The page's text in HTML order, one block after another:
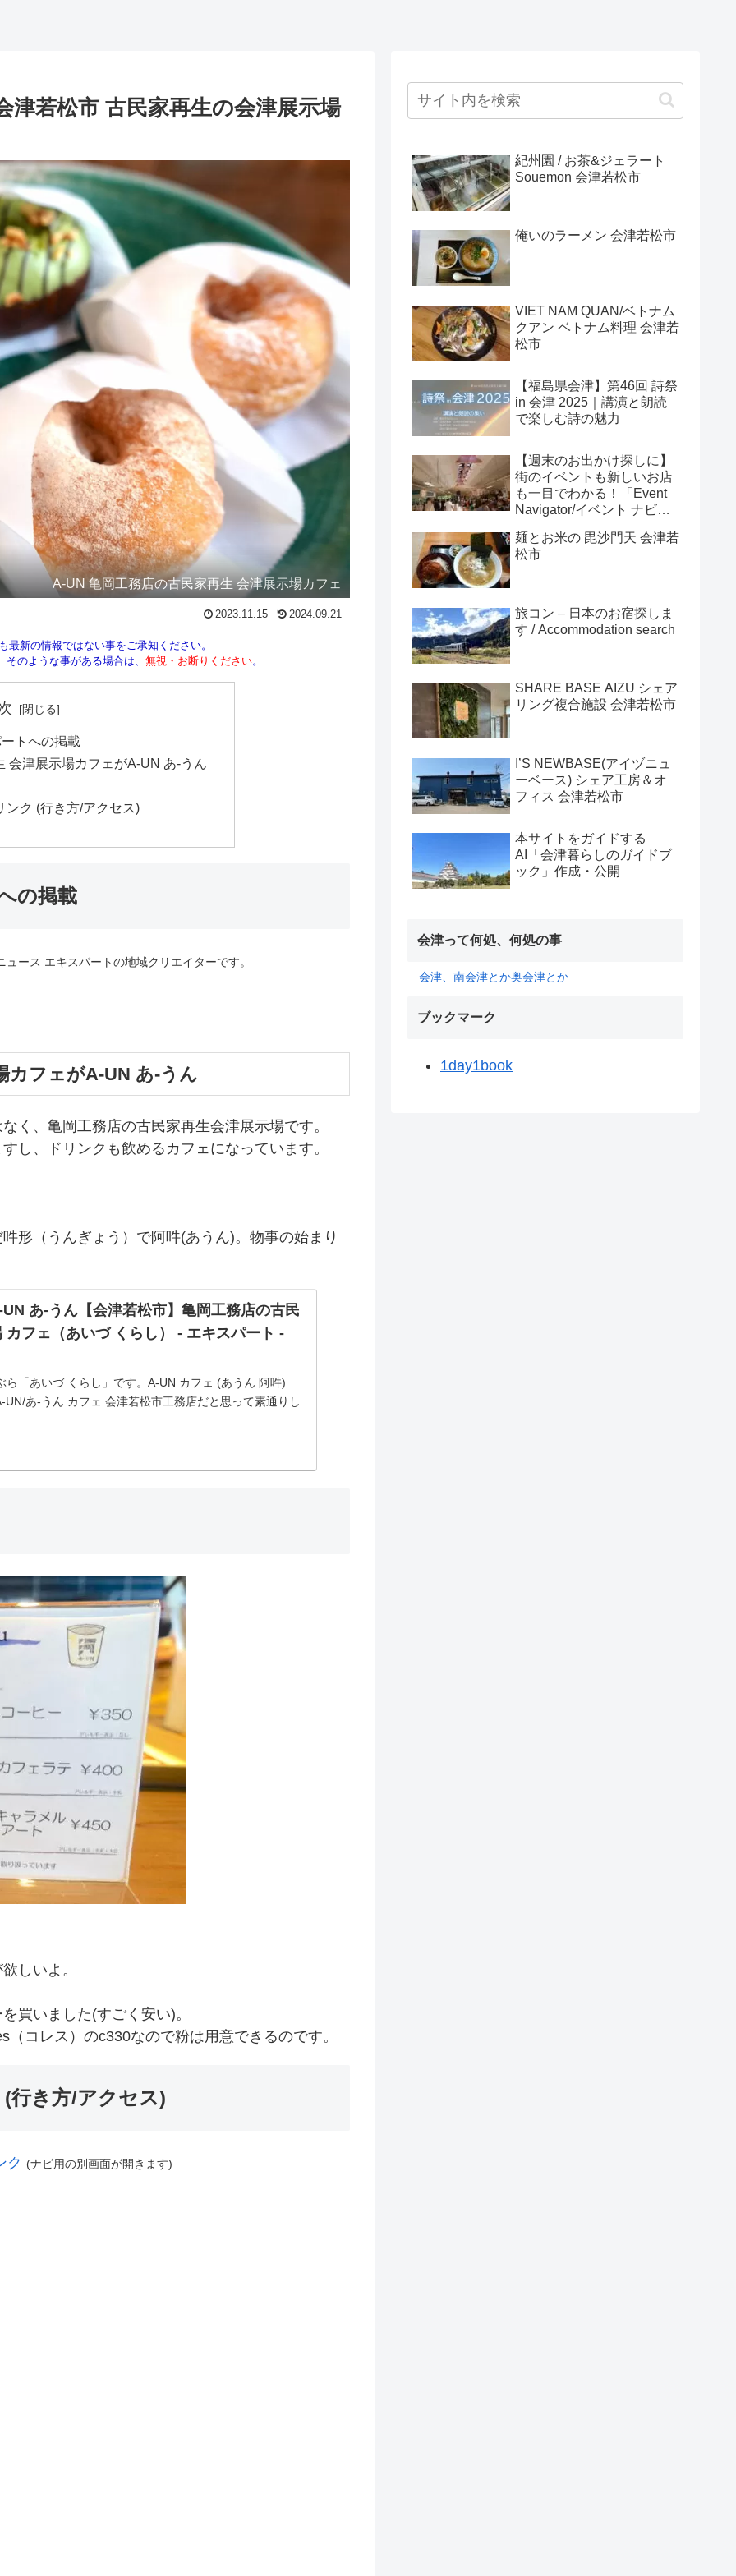
若松市 古民家再生の会津展示場
A-UN 亀岡工務店の古民家再生 会津展示場カフェ
2023.11.15 2024.09.21
新の情報ではない事をご承知ください。
のような事がある場合は、 無視・お断りください。
トへの掲載
会津展示場カフェがA-UN あ-うん
ンク (行き方/アクセス)
の掲載
ース エキスパートの地域クリエイターです。
カフェがA-UN あ-うん
く、亀岡工務店の古民家再生会津展示場です。
し、ドリンクも飲めるカフェになっています。
形（うんぎょう）で阿吽(あうん)。物事の始まり
あ-うん【会津若松市】亀岡工務店の古民
カフェ（あいづ くらし） - エキスパート -
ら「あいづ くらし」です。A-UN カフェ (あうん 阿吽)
UN/あ-うん カフェ 会津若松市工務店だと思って素通りし
しいよ。
買いました(すごく安い)。
コレス）のc330なので粉は用意できるのです。
行き方/アクセス)
ク (ナビ用の別画面が開きます)
紀州園 / お茶&ジェラート
Souemon 会津若松市
俺いのラーメン 会津若松市
VIET NAM QUAN/ベトナム
クアン ベトナム料理 会津若
松市
【福島県会津】第46回 詩祭
in 会津 2025｜講演と朗読
で楽しむ詩の魅力
【週末のお出かけ探しに】
街のイベントも新しいお店
も一目でわかる！「Event
Navigator/イベント ナビゲ
麺とお米の 毘沙門天 会津若
松市
旅コン – 日本のお宿探しま
す / Accommodation search
SHARE BASE AIZU シェア
リング複合施設 会津若松市
I’S NEWBASE(アイヅニュ
ーベース) シェア工房＆オ
フィス 会津若松市
本サイトをガイドする
AI「会津暮らしのガイドブ
ック」作成・公開
会津って何処、何処の事
会津、南会津とか奥会津とか
ブックマーク
1day1book